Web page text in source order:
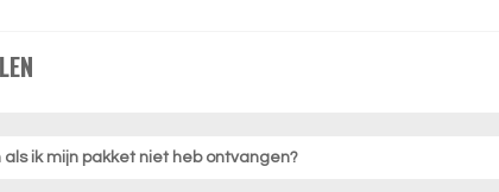
ik mijn pakket niet heb ontvangen?